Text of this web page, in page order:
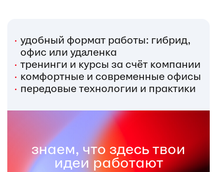
удобный формат работы: гибрид,
офис или удаленка
тренинги и курсы за счёт компании
комфортные и современные офисы
передовые технологии и практики
знаем, что здесь твои
идеи работают